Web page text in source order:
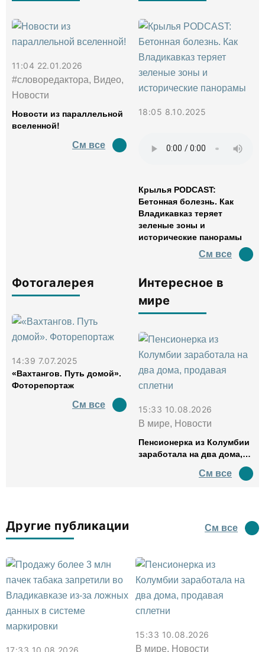
11:04 22.01.2026
#словоредактора, Видео,
Новости
Новости из параллельной
вселенной!
См все
18:05 8.10.2025
Крылья PODCAST:
Бетонная болезнь. Как
Владикавказ теряет
зеленые зоны и
исторические панорамы
См все
Фотогалерея
14:39 7.07.2025
«Вахтангов. Путь домой».
Фоторепортаж
См все
Интересное в
мире
15:33 10.08.2026
В мире, Новости
Пенсионерка из Колумбии
заработала на два дома,
См все
Другие публикации См все
17:33 10.08.2026
15:33 10.08.2026
В мире, Новости